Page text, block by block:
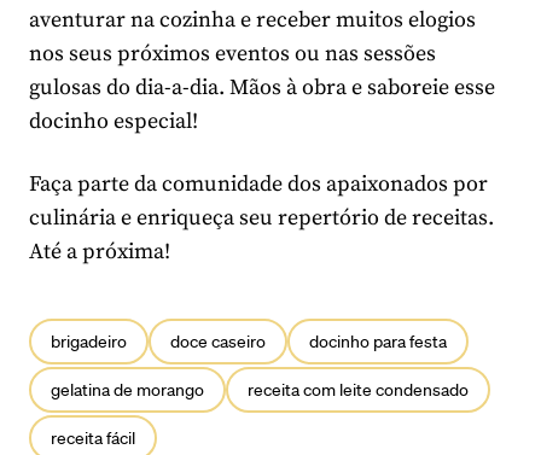
aventurar na cozinha e receber muitos elogios
nos seus próximos eventos ou nas sessões
gulosas do dia-a-dia. Mãos à obra e saboreie esse
docinho especial!
Faça parte da comunidade dos apaixonados por
culinária e enriqueça seu repertório de receitas.
Até a próxima!
brigadeiro doce caseiro docinho para festa
gelatina de morango receita com leite condensado
receita fácil